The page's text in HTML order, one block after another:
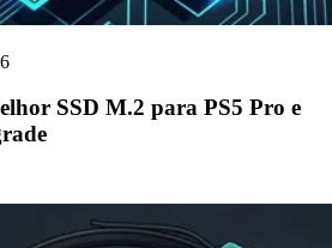
SSD M.2 para PS5 Pro e